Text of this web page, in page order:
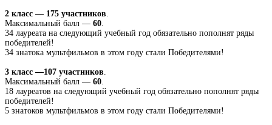
2 класс — 175 участников.
Максимальный балл — 60.
34 лауреата на следующий учебный год обязательно пополнят ряды
победителей!
34 знатока мультфильмов в этом году стали Победителями!
3 класс —107 участников.
Максимальный балл — 60.
18 лауреатов на следующий учебный год обязательно пополнят ряды
победителей!
5 знатоков мультфильмов в этом году стали Победителями!